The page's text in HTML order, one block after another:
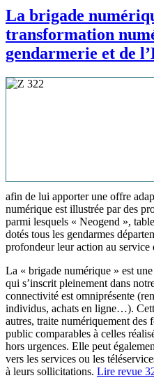
La brigade
transformation
gendarmerie et de
afin de lui apporter une offre
numérique est illustrée par des
parmi lesquels « Neogend »,
dotés tous les gendarmes
profondeur leur action au service
La « brigade numérique » est
qui s’inscrit pleinement dans
connectivité est omniprésente
individus, achats en ligne…).
autres, traite numériquement des
public comparables à celles
hors urgences. Elle peut
vers les services ou les
à leurs sollicitations. Lire revue